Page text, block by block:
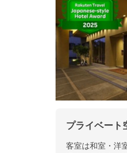
プライベート
客室は和室・洋